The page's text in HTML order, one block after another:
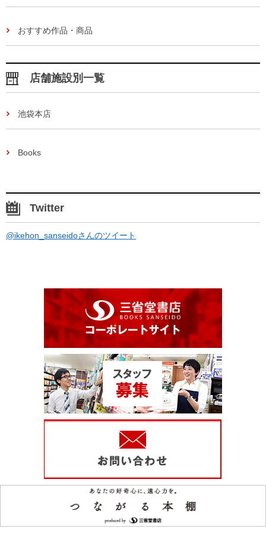
おすすめ作品・商品
店舗施設別一覧
池袋本店
Books
Twitter
@ikehon_sanseidoさんのツイート